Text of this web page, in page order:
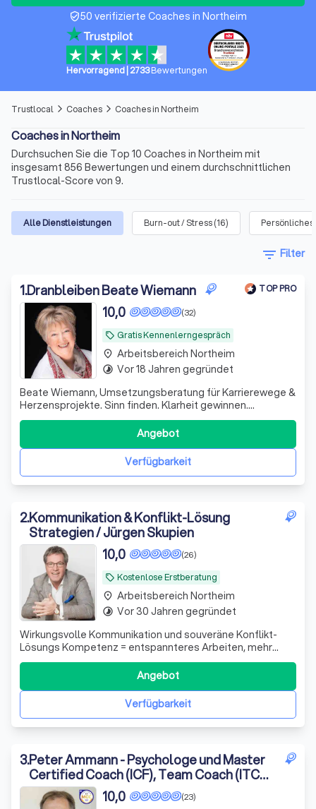
verified_user50 verifizierte Coaches in Northeim
Hervorragend| 2733 Bewertungen
Trustlocal arrow_forward_ios Coaches arrow_forward_ios Coaches in Northeim
Coaches in Northeim
Durchsuchen Sie die Top 10 Coaches in Northeim mit
insgesamt 856 Bewertungen und einem durchschnittlichen
Trustlocal-Score von 9.
Alle Dienstleistungen Burn-out / Stress(16)
filter_list Filter
1.Dranbleiben Beate Wiemann TOP PRO
local_offer Gratis Kennenlerngespräch
(32)
10,0
Beate Wiemann, Umsetzungsberatung für Karrierewege &
Herzensprojekte. Sinn finden. Klarheit gewinnen.
Selbstbewusst handeln. Lebensfreude entfalten.
Coaching, Wegbegleitung, Human Design Beratung
Verfügbarkeit
Angebot
place Arbeitsbereich Northeim
timelapse Vor 18 Jahren gegründet
2.Kommunikation & Konflikt-Lösung
Strategien / Jürgen Skupien
local_offer Kostenlose Erstberatung
(26)
10,0
Wirkungsvolle Kommunikation und souveräne Konflikt-
Lösungs Kompetenz = entspannteres Arbeiten, mehr
Lebensfreude & der nächste Karrieresprung „Für
Führungskräfte und alle, die mehr wollen!"
Verfügbarkeit
Angebot
place Arbeitsbereich Northeim
timelapse Vor 30 Jahren gegründet
3.Peter Ammann - Psychologe und Master
Certified Coach (ICF), Team Coach (ITCA),
Coaching Supervisor (ESIA)(23)
10,0